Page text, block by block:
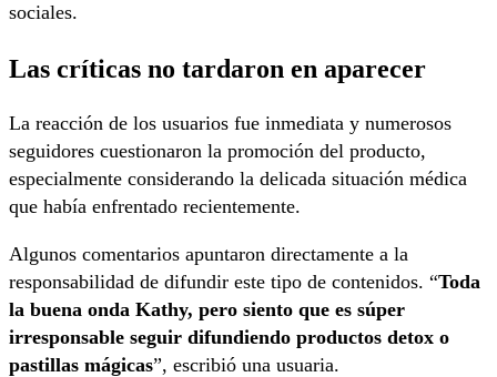
sociales.
Las críticas no tardaron en aparecer
La reacción de los usuarios fue inmediata y numerosos
seguidores cuestionaron la promoción del producto,
especialmente considerando la delicada situación médica
que había enfrentado recientemente.
Algunos comentarios apuntaron directamente a la
responsabilidad de difundir este tipo de contenidos. “Toda
la buena onda Kathy, pero siento que es súper
irresponsable seguir difundiendo productos detox o
pastillas mágicas”, escribió una usuaria.